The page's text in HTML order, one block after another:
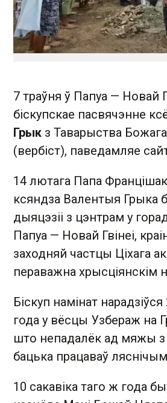
7 траўня ў Папуа — Новай
біскупскае пасвячэнне
Грык з Таварыства
(вербіст), паведамляе
14 лютага Папа
ксяндза Валентыя Грыка
дыяцэзіі з цэнтрам у
Папуа — Новай Гвінеі,
заходняй частцы Ціхага
пераважна хрысціянскім
Біскуп намінат
года у вёсцы Узбераж на
што непадалёк ад мяжы з
бацька працаваў
10 сакавіка таго ж года